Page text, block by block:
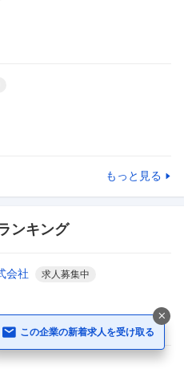
もっと見る
ンキング
会社 求人募集中
この企業の新着求人を受け取る